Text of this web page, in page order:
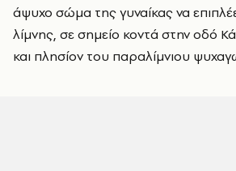
άψυχο σώμα της γυναίκας να
λίμνης, σε σημείο κοντά στην οδό
και πλησίον του παραλίμνιου